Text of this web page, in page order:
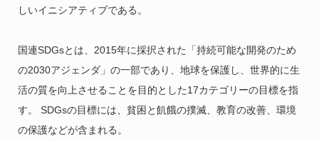
しいイニシアティブである。
国連SDGsとは、2015年に採択された「持続可能な開発のため
の2030アジェンダ」の一部であり、地球を保護し、世界的に生
活の質を向上させることを目的とした17カテゴリーの目標を指
す。 SDGsの目標には、貧困と飢餓の撲滅、教育の改善、環境
の保護などが含まれる。